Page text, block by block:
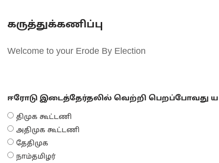
கருத்துக்கணிப்பு
Welcome to your Erode By Election
ஈரோடு இடைத்தேர்தலில் வெற்றி பெறப்போவது
திமுக கூட்டணி
அதிமுக கூட்டணி
தேதிமுக
நாம்தமிழர்